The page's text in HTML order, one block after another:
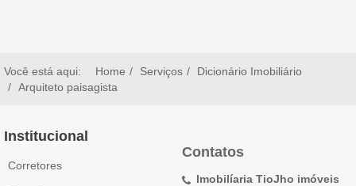
Você está aqui: Home Serviços
Dicionário Imobiliário
Arquiteto paisagista
Institucional
Corretores
Contatos
Imobilíaria TioJho imóveis